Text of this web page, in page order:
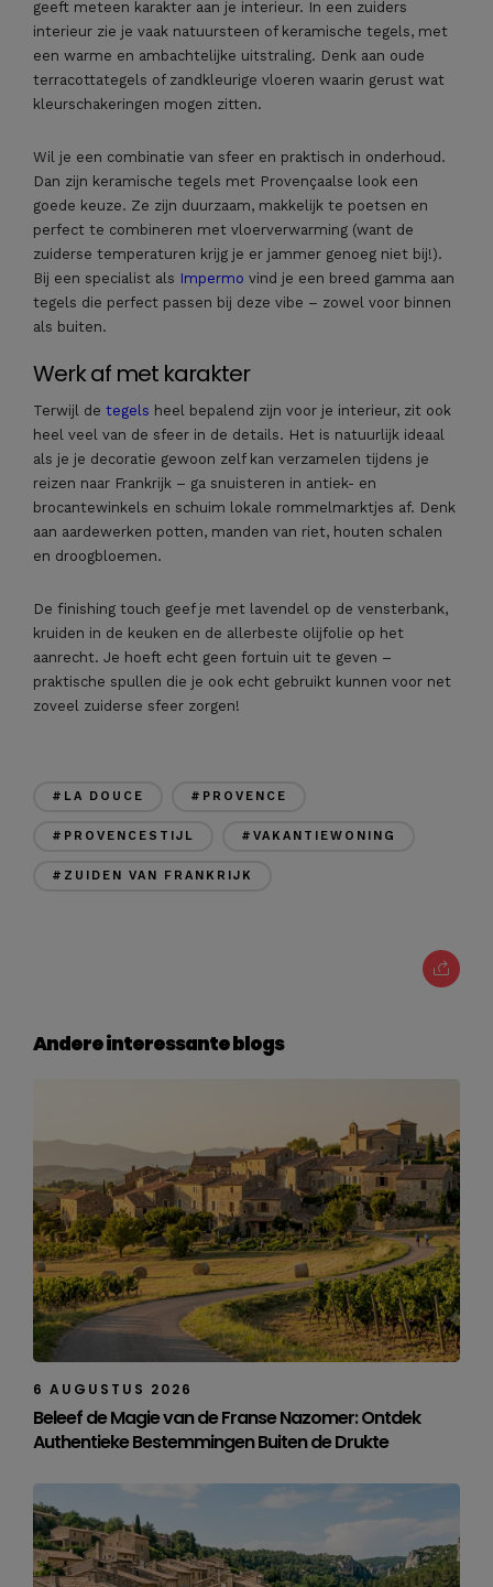
geeft meteen karakter aan je interieur. In een zuiders
interieur zie je vaak natuursteen of keramische tegels, met
een warme en ambachtelijke uitstraling. Denk aan oude
terracottategels of zandkleurige vloeren waarin gerust wat
kleurschakeringen mogen zitten.
Wil je een combinatie van sfeer en praktisch in onderhoud.
Dan zijn keramische tegels met Provençaalse look een
goede keuze. Ze zijn duurzaam, makkelijk te poetsen en
perfect te combineren met vloerverwarming (want de
zuiderse temperaturen krijg je er jammer genoeg niet bij!).
Bij een specialist als Impermo vind je een breed gamma aan
tegels die perfect passen bij deze vibe – zowel voor binnen
als buiten.
Werk af met karakter
Terwijl de tegels heel bepalend zijn voor je interieur, zit ook
heel veel van de sfeer in de details. Het is natuurlijk ideaal
als je je decoratie gewoon zelf kan verzamelen tijdens je
reizen naar Frankrijk – ga snuisteren in antiek- en
brocantewinkels en schuim lokale rommelmarktjes af. Denk
aan aardewerken potten, manden van riet, houten schalen
en droogbloemen.
De finishing touch geef je met lavendel op de vensterbank,
kruiden in de keuken en de allerbeste olijfolie op het
aanrecht. Je hoeft echt geen fortuin uit te geven –
praktische spullen die je ook echt gebruikt kunnen voor net
zoveel zuiderse sfeer zorgen!
#LA DOUCE #PROVENCE
#PROVENCESTIJL #VAKANTIEWONING
#ZUIDEN VAN FRANKRIJK
Andere interessante blogs
6 AUGUSTUS 2026
Beleef de Magie van de Franse Nazomer: Ontdek
Authentieke Bestemmingen Buiten de Drukte